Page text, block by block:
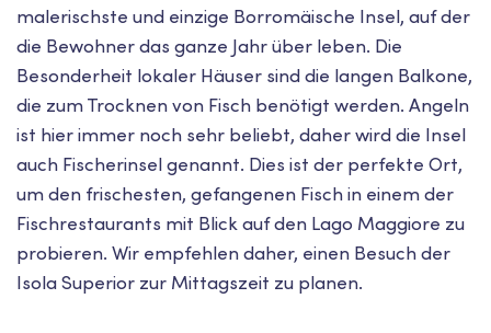
malerischste und einzige Borromäische Insel, auf der
die Bewohner das ganze Jahr über leben. Die
Besonderheit lokaler Häuser sind die langen Balkone,
die zum Trocknen von Fisch benötigt werden. Angeln
ist hier immer noch sehr beliebt, daher wird die Insel
auch Fischerinsel genannt. Dies ist der perfekte Ort,
um den frischesten, gefangenen Fisch in einem der
Fischrestaurants mit Blick auf den Lago Maggiore zu
probieren. Wir empfehlen daher, einen Besuch der
Isola Superior zur Mittagszeit zu planen.